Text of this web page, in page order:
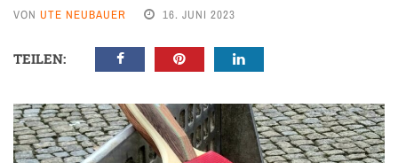
VON UTE NEUBAUER 16. JUNI 2023
TEILEN: